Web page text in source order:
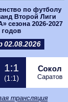
по футболу
Второй Лиги
сезона 2026-2027
годов
02.08.2026
1:1
(1:1)
Сокол
Саратов
трансляция